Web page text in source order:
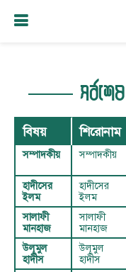
বিষয় শিরোনাম
সম্পাদকীয় সম্পাদকীয়
হাদীসের
ইলম
হাদীসের
ইলম
সালাফী
মানহাজ
সালাফী
মানহাজ
উলূমুল
হাদীস
উলূমুল
হাদীস